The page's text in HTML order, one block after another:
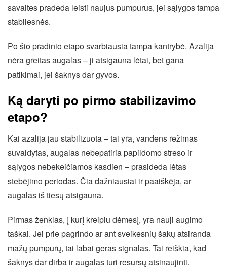
savaites pradeda leisti naujus pumpurus, jei sąlygos tampa
stabilesnės.
Po šio pradinio etapo svarbiausia tampa kantrybė. Azalija
nėra greitas augalas – ji atsigauna lėtai, bet gana
patikimai, jei šaknys dar gyvos.
Ką daryti po pirmo stabilizavimo
etapo?
Kai azalija jau stabilizuota – tai yra, vandens režimas
suvaldytas, augalas nebepatiria papildomo streso ir
sąlygos nebekeičiamos kasdien – prasideda lėtas
stebėjimo periodas. Čia dažniausiai ir paaiškėja, ar
augalas iš tiesų atsigauna.
Pirmas ženklas, į kurį kreipiu dėmesį, yra nauji augimo
taškai. Jei prie pagrindo ar ant sveikesnių šakų atsiranda
mažų pumpurų, tai labai geras signalas. Tai reiškia, kad
šaknys dar dirba ir augalas turi resursų atsinaujinti.